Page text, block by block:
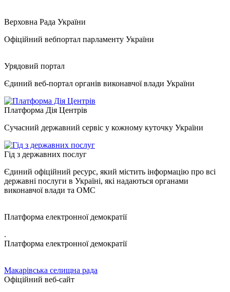
Верховна Рада України
Офіційний вебпортал парламенту України
Урядовий портал
Єдиний веб-портал органів виконавчої влади України
Платформа Дія Центрів
Сучасний державний сервіс у кожному куточку України
Гід з державних послуг
Єдиний офіційний ресурс, який містить інформацію про всі
державні послуги в Україні, які надаються органами
виконавчої влади та ОМС
Платформа електронної демократії
.
Платформа електронної демократії
Макарівська селищна рада
Офіційний веб-сайт